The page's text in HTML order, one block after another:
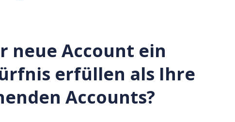
neue Account ein
erfüllen als Ihre
Accounts?